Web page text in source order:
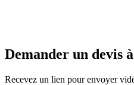
Demander un devis à
Recevez un lien pour envoyer